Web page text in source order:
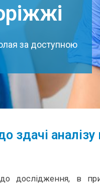
за доступною
здачі аналізу
до дослідження, в